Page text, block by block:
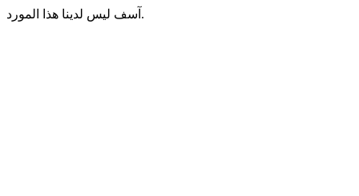
آسف ليس لدينا هذا المورد.